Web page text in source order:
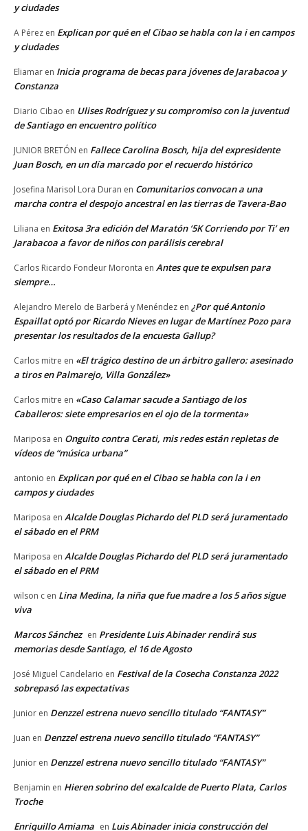
y ciudades
A Pérez en Explican por qué en el Cibao se habla con la i en campos
y ciudades
Eliamar en Inicia programa de becas para jóvenes de Jarabacoa y
Constanza
Diario Cibao en Ulises Rodríguez y su compromiso con la juventud
de Santiago en encuentro político
JUNIOR BRETÓN en Fallece Carolina Bosch, hija del expresidente
Juan Bosch, en un día marcado por el recuerdo histórico
Josefina Marisol Lora Duran en Comunitarios convocan a una
marcha contra el despojo ancestral en las tierras de Tavera-Bao
Liliana en Exitosa 3ra edición del Maratón ‘5K Corriendo por Ti’ en
Jarabacoa a favor de niños con parálisis cerebral
Carlos Ricardo Fondeur Moronta en Antes que te expulsen para
siempre…
Alejandro Merelo de Barberá y Menéndez en ¿Por qué Antonio
Espaillat optó por Ricardo Nieves en lugar de Martínez Pozo para
presentar los resultados de la encuesta Gallup?
Carlos mitre en «El trágico destino de un árbitro gallero: asesinado
a tiros en Palmarejo, Villa González»
Carlos mitre en «Caso Calamar sacude a Santiago de los
Caballeros: siete empresarios en el ojo de la tormenta»
Mariposa en Onguito contra Cerati, mis redes están repletas de
vídeos de “música urbana”
antonio en Explican por qué en el Cibao se habla con la i en
campos y ciudades
Mariposa en Alcalde Douglas Pichardo del PLD será juramentado
el sábado en el PRM
Mariposa en Alcalde Douglas Pichardo del PLD será juramentado
el sábado en el PRM
wilson c en Lina Medina, la niña que fue madre a los 5 años sigue
viva
Marcos Sánchez en Presidente Luis Abinader rendirá sus
memorias desde Santiago, el 16 de Agosto
José Miguel Candelario en Festival de la Cosecha Constanza 2022
sobrepasó las expectativas
Junior en Denzzel estrena nuevo sencillo titulado “FANTASY”
Juan en Denzzel estrena nuevo sencillo titulado “FANTASY”
Junior en Denzzel estrena nuevo sencillo titulado “FANTASY”
Benjamin en Hieren sobrino del exalcalde de Puerto Plata, Carlos
Troche
Enriquillo Amiama en Luis Abinader inicia construcción del